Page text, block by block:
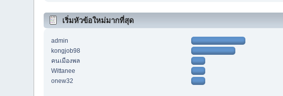
เริ่มหัวข้อใหม่มากที่สุด
admin
kongjob98
คนเมืองพล
Wittanee
onew32